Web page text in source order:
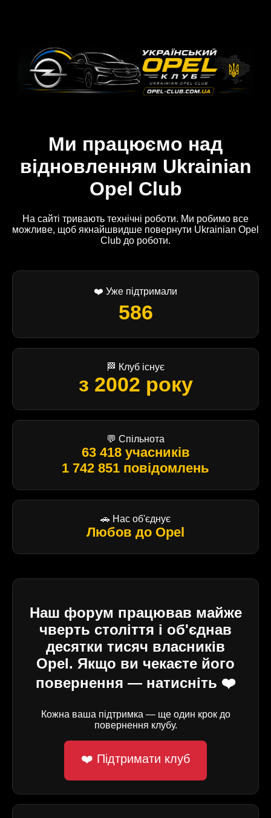
Ми працюємо над
відновленням Ukrainian
Opel Club
На сайті тривають технічні роботи. Ми робимо все
можливе, щоб якнайшвидше повернути Ukrainian Opel
Club до роботи.
❤️ Уже підтримали
586
🏁 Клуб існує
з 2002 року
💬 Спільнота
63 418 учасників
1 742 851 повідомлень
🚗 Нас об'єднує
Любов до Opel
Наш форум працював майже
чверть століття і об'єднав
десятки тисяч власників
Opel. Якщо ви чекаєте його
повернення — натисніть ❤️
Кожна ваша підтримка — ще один крок до
повернення клубу.
❤️ Підтримати клуб